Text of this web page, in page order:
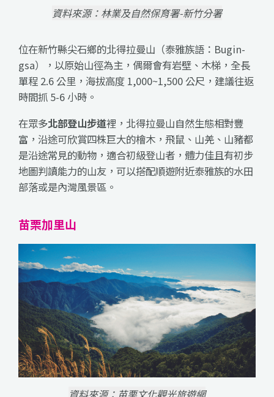
資料來源：林業及自然保育署-新竹分署
位在新竹縣尖石鄉的北得拉曼山（泰雅族語：Bugin-
gsa），以原始山徑為主，偶爾會有岩壁、木梯，全長
單程 2.6 公里，海拔高度 1,000~1,500 公尺，建議往返
時間抓 5-6 小時。
在眾多北部登山步道裡，北得拉曼山自然生態相對豐
富，沿途可欣賞四株巨大的檜木，飛鼠、山羌、山豬都
是沿途常見的動物，適合初級登山者，體力佳且有初步
地圖判讀能力的山友，可以搭配順遊附近泰雅族的水田
部落或是內灣風景區。
苗栗加里山
資料來源：苗栗文化觀光旅遊網